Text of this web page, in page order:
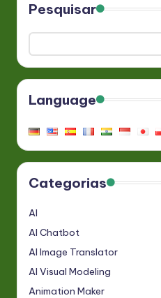
Pesquisar
Language
Categorias
AI
AI Chatbot
AI Image Translator
AI Visual Modeling
Animation Maker